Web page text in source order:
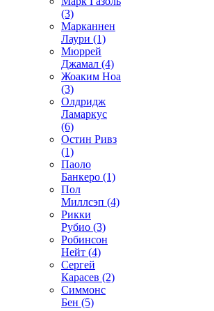
(3)
Марканнен
Лаури (1)
Мюррей
Джамал (4)
Жоаким Ноа
(3)
Олдридж
Ламаркус
(6)
Остин Ривз
(1)
Паоло
Банкеро (1)
Пол
Миллсэп (4)
Рикки
Рубио (3)
Робинсон
Нейт (4)
Сергей
Карасев (2)
Симмонс
Бен (5)